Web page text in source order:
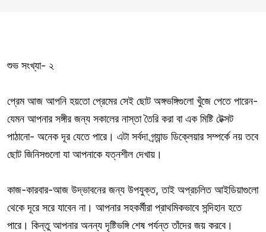
শুভ সংখ্যা- ২
প্রেম আজ আপনি হয়তো প্রেমের সেই ছোট অঙ্গভঙ্গিগুলো খুঁজে পেতে পারেন-
যেমন আপনার সঙ্গীর জন্য সকালের নাস্তা তৈরি করা বা এক মিষ্টি টেক্সট
পাঠানো- অনেক দূর যেতে পারে। এটা সর্বদা গ্র্যান্ড ডিক্লেয়ার সম্পর্কে নয় তবে
ছোট জিনিসগুলো যা আপনাকে যত্নশীল দেখায়।
কাজ-কারবার-আজ উদ্ভাবনের জন্য উপযুক্ত, তাই অপ্রচলিত আইডিয়াগুলো
থেকে দূরে সরে যাবেন না। আপনার সহকর্মীরা প্রাথমিকভাবে সন্দিহান হতে
পারে। কিন্তু আপনার অনন্য দৃষ্টিভঙ্গি শেষ পর্যন্ত তাঁদের জয় করবে।